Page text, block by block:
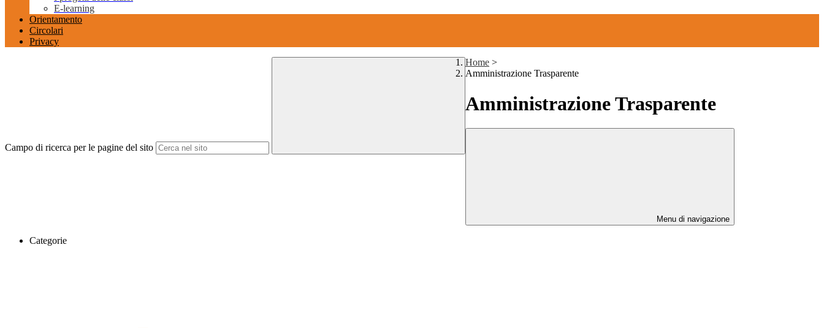
E-learning
Orientamento
Circolari
Privacy
Campo di ricerca per le pagine del sito
Home >
Amministrazione Trasparente
Amministrazione Trasparente
Menu di navigazione
Categorie